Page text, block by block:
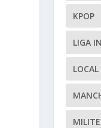
KPOP
LIGA